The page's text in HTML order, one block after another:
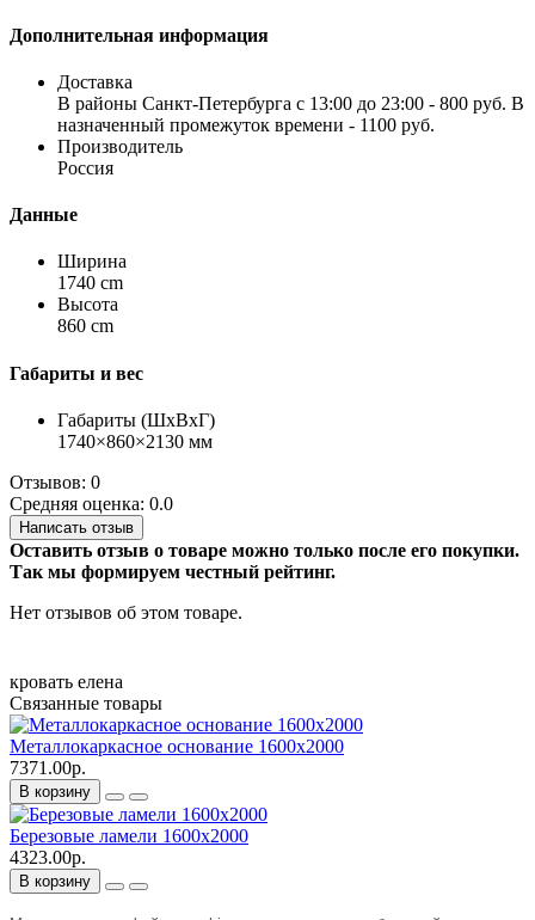
Дополнительная информация
Доставка
В районы Санкт-Петербурга с 13:00 до 23:00 - 800 руб. В
назначенный промежуток времени - 1100 руб.
Производитель
Россия
Данные
Ширина
1740 cm
Высота
860 cm
Габариты и вес
Габариты (ШхВхГ)
1740×860×2130 мм
Отзывов: 0
Средняя оценка: 0.0
Написать отзыв
Оставить отзыв о товаре можно только после его покупки.
Так мы формируем честный рейтинг.
Нет отзывов об этом товаре.
кровать елена
Связанные товары
Металлокаркасное основание 1600х2000
7371.00р.
В корзину
Березовые ламели 1600х2000
4323.00р.
В корзину